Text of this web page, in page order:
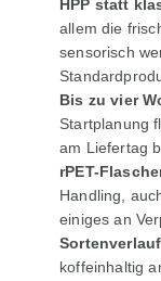
HPP statt
allem die
sensorisch
Bis zu vier
Startplanung
am Liefertag
rPET-
Handling,
einiges an
koffeinhaltig